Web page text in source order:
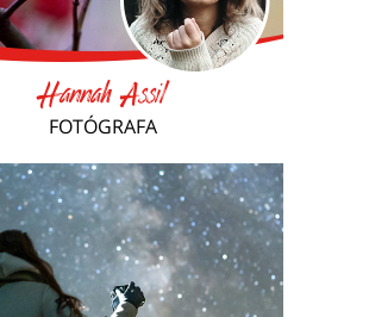
Hannah Assil
FOTÓGRAFA